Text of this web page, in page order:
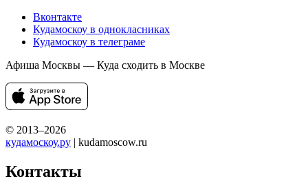
Вконтакте
Кудамоскоу в однокласниках
Кудамоскоу в телеграме
Афиша Москвы — Куда сходить в Москве
© 2013–2026
кудамоскоу.ру | kudamoscow.ru
Контакты